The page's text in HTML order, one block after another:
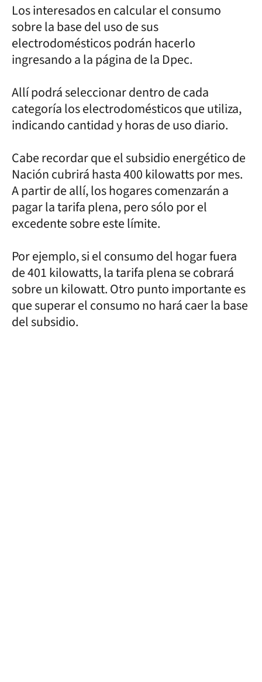
Los interesados en calcular el consumo
sobre la base del uso de sus
electrodomésticos podrán hacerlo
ingresando a la página de la Dpec.
Allí podrá seleccionar dentro de cada
categoría los electrodomésticos que utiliza,
indicando cantidad y horas de uso diario.
Cabe recordar que el subsidio energético de
Nación cubrirá hasta 400 kilowatts por mes.
A partir de allí, los hogares comenzarán a
pagar la tarifa plena, pero sólo por el
excedente sobre este límite.
Por ejemplo, si el consumo del hogar fuera
de 401 kilowatts, la tarifa plena se cobrará
sobre un kilowatt. Otro punto importante es
que superar el consumo no hará caer la base
del subsidio.